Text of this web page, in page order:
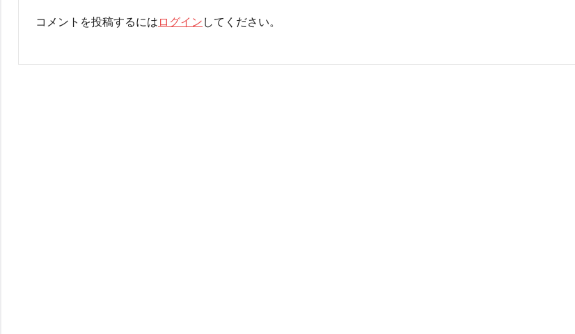
シ
コメントを投稿するには ログイン してください。